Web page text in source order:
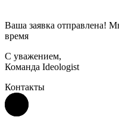
Ваша заявка отправлена!
время
С уважением,
Команда Ideologist
Контакты